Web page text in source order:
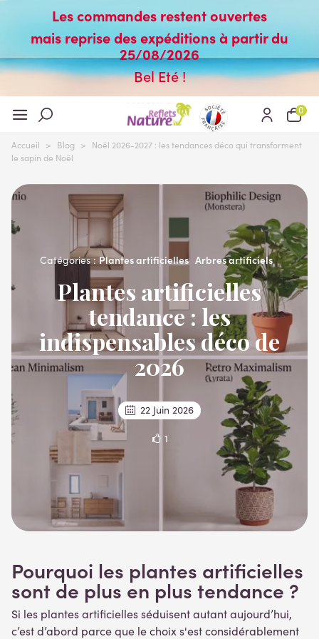
Les commandes restent ouvertes
mais reprise des expéditions à partir du
25/08/2026
Bel Eté !
0
Accueil > Blog >
Noël 2026-2027 : les tendances déco qui transforment
le sapin de Noël
Catégories :Plantes artificielles Arbres artificiels
Plantes artificielles
tendance : les
indispensables déco de
2026
22 Juin 2026
1
Pourquoi les plantes artificielles
sont de plus en plus tendance ?
Si les plantes artificielles séduisent autant aujourd’hui,
c’est d’abord parce que le choix s'est considérablement